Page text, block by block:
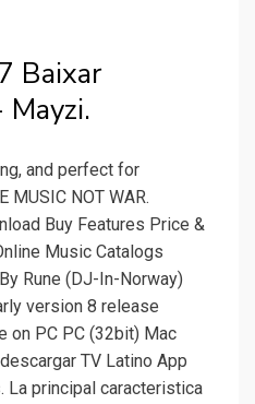
Baixar
Mayzi.
and perfect for
MUSIC NOT WAR.
Buy Features Price &
Music Catalogs
Rune (DJ-In-Norway)
version 8 release
on PC PC (32bit) Mac
TV Latino App
La principal caracteristica